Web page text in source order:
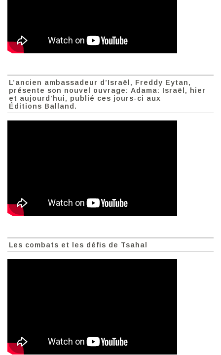
L’ancien ambassadeur d’Israël, Freddy Eytan,
présente son nouvel ouvrage: Adama: Israël, hier
et aujourd’hui, publié ces jours-ci aux
Éditions Balland.
Les combats et les défis de Tsahal